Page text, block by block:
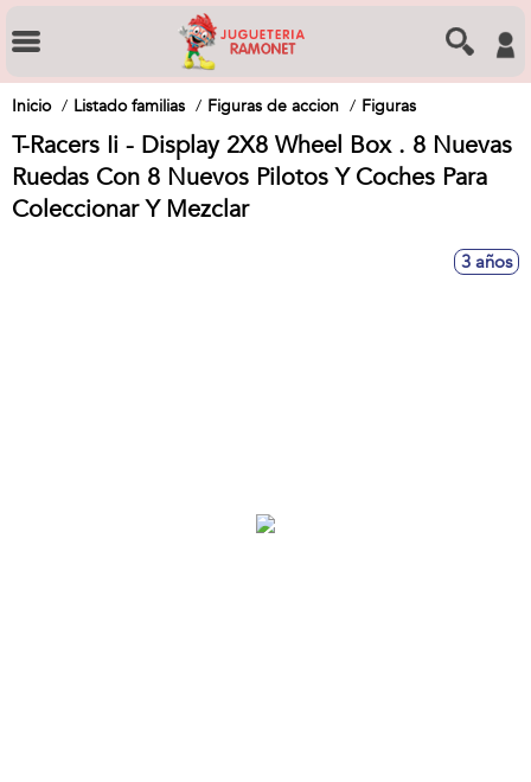
Inicio Listado familias Figuras de accion Figuras
T-Racers Ii - Display 2X8 Wheel Box . 8 Nuevas
Ruedas Con 8 Nuevos Pilotos Y Coches Para
Coleccionar Y Mezclar
3 años